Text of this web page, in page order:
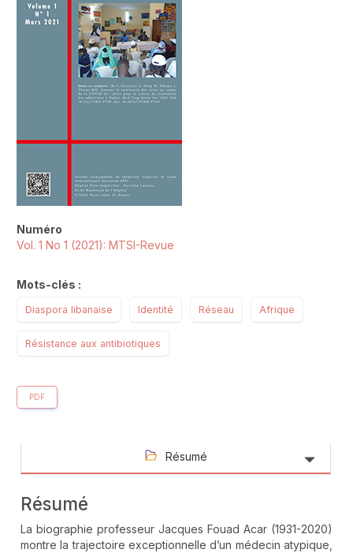
Numéro
Vol. 1 No 1 (2021): MTSI-Revue
Mots-clés :
Diaspora libanaise Identité Réseau Afrique
Résistance aux antibiotiques
PDF
Résumé
Résumé
La biographie professeur Jacques Fouad Acar (1931-2020)
montre la trajectoire exceptionnelle d’un médecin atypique,